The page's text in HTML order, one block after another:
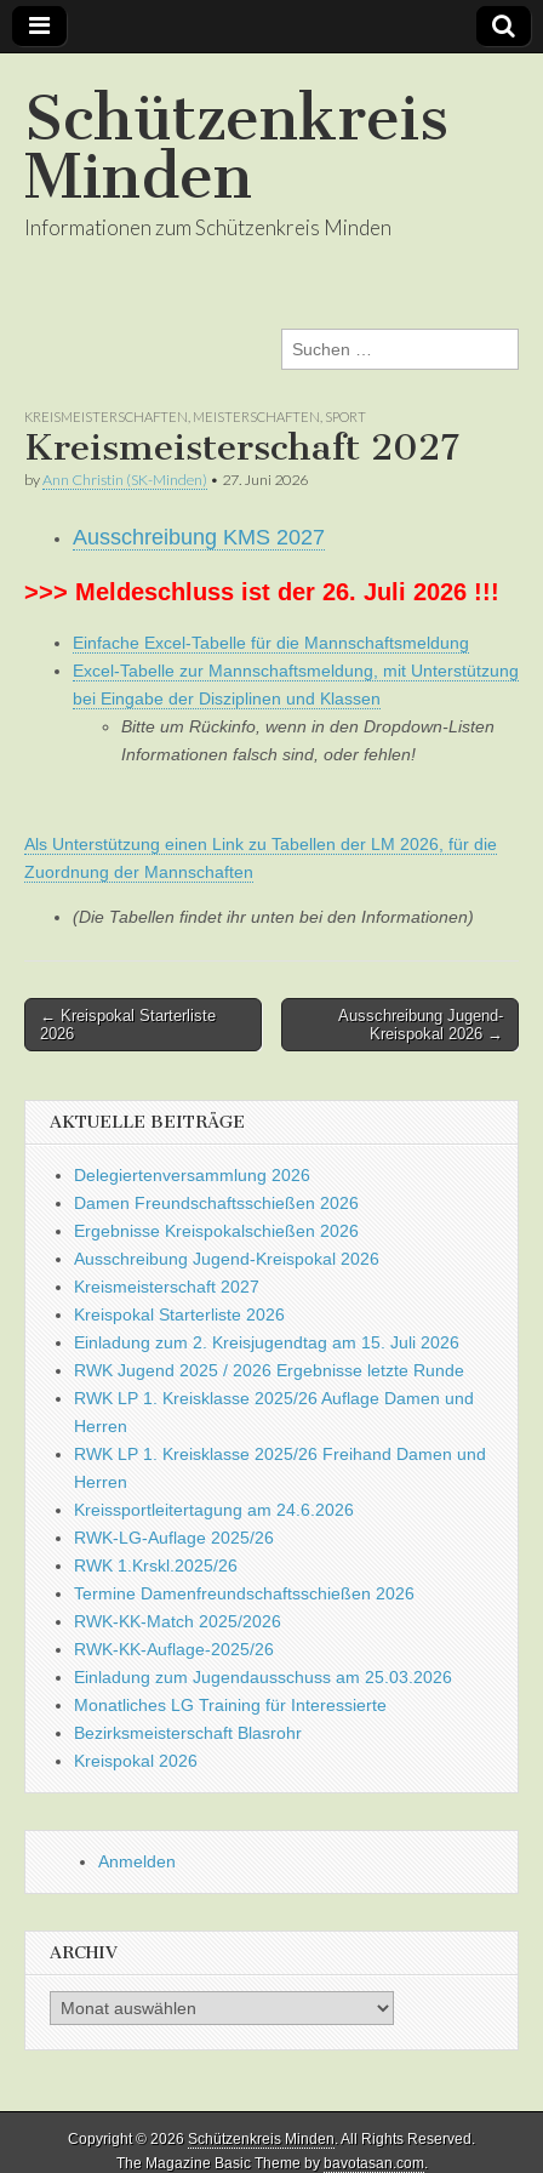
Schützenkreis
Minden
Informationen zum Schützenkreis Minden
Suchen
nach:
KREISMEISTERSCHAFTEN MEISTERSCHAFTEN SPORT
Kreismeisterschaft 2027
byAnn Christin (SK-Minden) • 27. Juni 2026
Ausschreibung KMS 2027
>>> Meldeschluss ist der 26. Juli 2026 !!!
Einfache Excel-Tabelle für die Mannschaftsmeldung
Excel-Tabelle zur Mannschaftsmeldung, mit Unterstützung
bei Eingabe der Disziplinen und Klassen
Bitte um Rückinfo, wenn in den Dropdown-Listen
Informationen falsch sind, oder fehlen!
Als Unterstützung einen Link zu Tabellen der LM 2026, für die
Zuordnung der Mannschaften
(Die Tabellen findet ihr unten bei den Informationen)
Post
navigation
← Kreispokal Starterliste
2026
Ausschreibung Jugend-
Kreispokal 2026 →
AKTUELLE BEITRÄGE
Delegiertenversammlung 2026
Damen Freundschaftsschießen 2026
Ergebnisse Kreispokalschießen 2026
Ausschreibung Jugend-Kreispokal 2026
Kreismeisterschaft 2027
Kreispokal Starterliste 2026
Einladung zum 2. Kreisjugendtag am 15. Juli 2026
RWK Jugend 2025 / 2026 Ergebnisse letzte Runde
RWK LP 1. Kreisklasse 2025/26 Auflage Damen und
Herren
RWK LP 1. Kreisklasse 2025/26 Freihand Damen und
Herren
Kreissportleitertagung am 24.6.2026
RWK-LG-Auflage 2025/26
RWK 1.Krskl.2025/26
Termine Damenfreundschaftsschießen 2026
RWK-KK-Match 2025/2026
RWK-KK-Auflage-2025/26
Einladung zum Jugendausschuss am 25.03.2026
Monatliches LG Training für Interessierte
Bezirksmeisterschaft Blasrohr
Kreispokal 2026
Anmelden
ARCHIV
Archiv
Copyright © 2026 Schützenkreis Minden. All Rights Reserved.
The Magazine Basic Theme bybavotasan.com.